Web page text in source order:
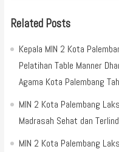
Related Posts
Kepala MIN 2 Kota
Pelatihan Table Manner
Agama Kota Palembang
MIN 2 Kota Palembang
Madrasah Sehat dan
MIN 2 Kota Palembang